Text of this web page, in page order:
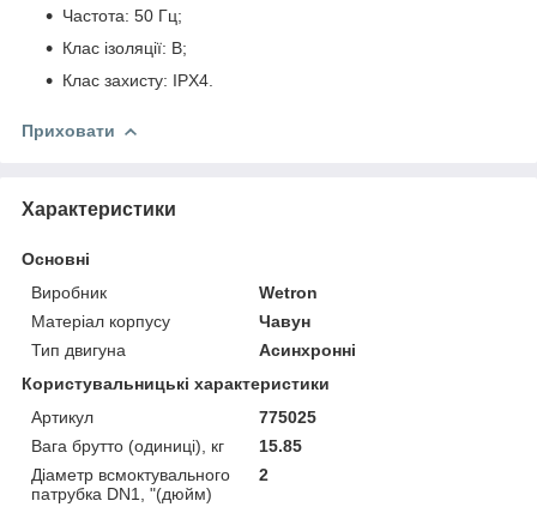
Частота: 50 Гц;
Клас ізоляції: B;
Клас захисту: IPX4.
Приховати
Характеристики
Основні
Виробник
Wetron
Матеріал корпусу
Чавун
Тип двигуна
Асинхронні
Користувальницькі характеристики
Артикул
775025
Вага брутто (одиниці), кг
15.85
Діаметр всмоктувального
патрубка DN1, "(дюйм)
2